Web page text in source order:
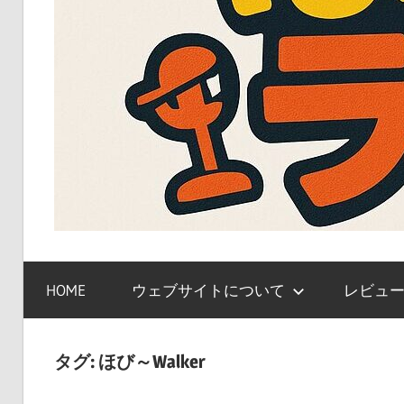
ン
プ
ラ、
ャ
HOME ウェブサイトについて レビュ
タグ: ほび～Walker